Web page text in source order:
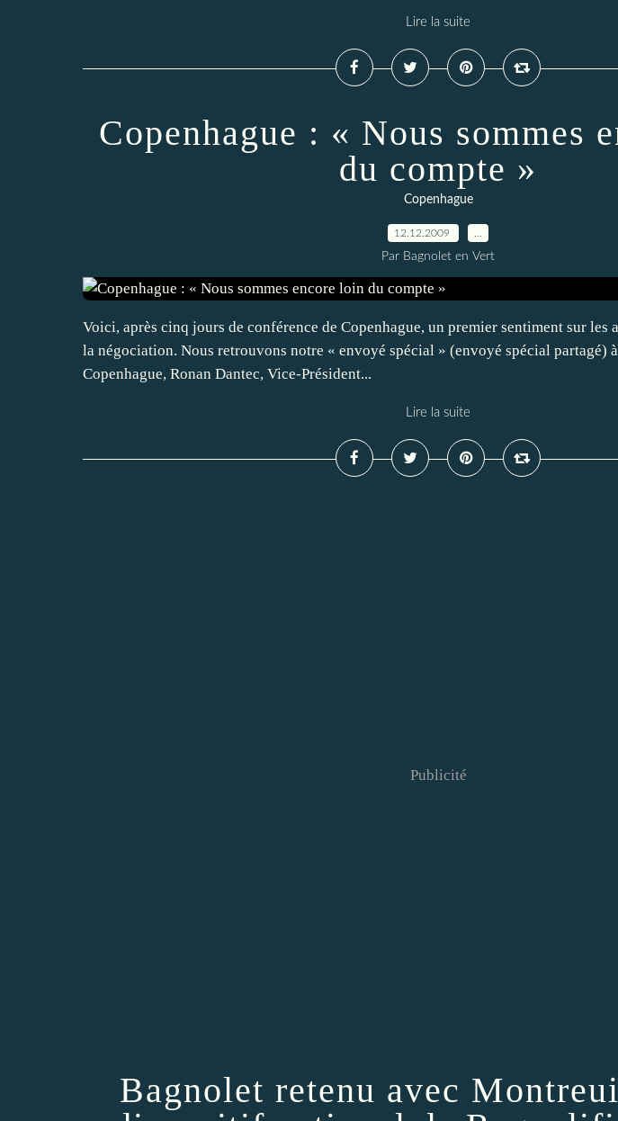
Lire la suite
Copenhague : « Nous sommes
du compte »
Copenhague
12.12.2009
Par Bagnolet en Vert
Voici, après cinq jours de conférence de Copenhague, un premier sentiment sur les
la négociation. Nous retrouvons notre « envoyé spécial » (envoyé spécial partagé)
Copenhague, Ronan Dantec, Vice-Président...
Lire la suite
Publicité
Bagnolet retenu avec